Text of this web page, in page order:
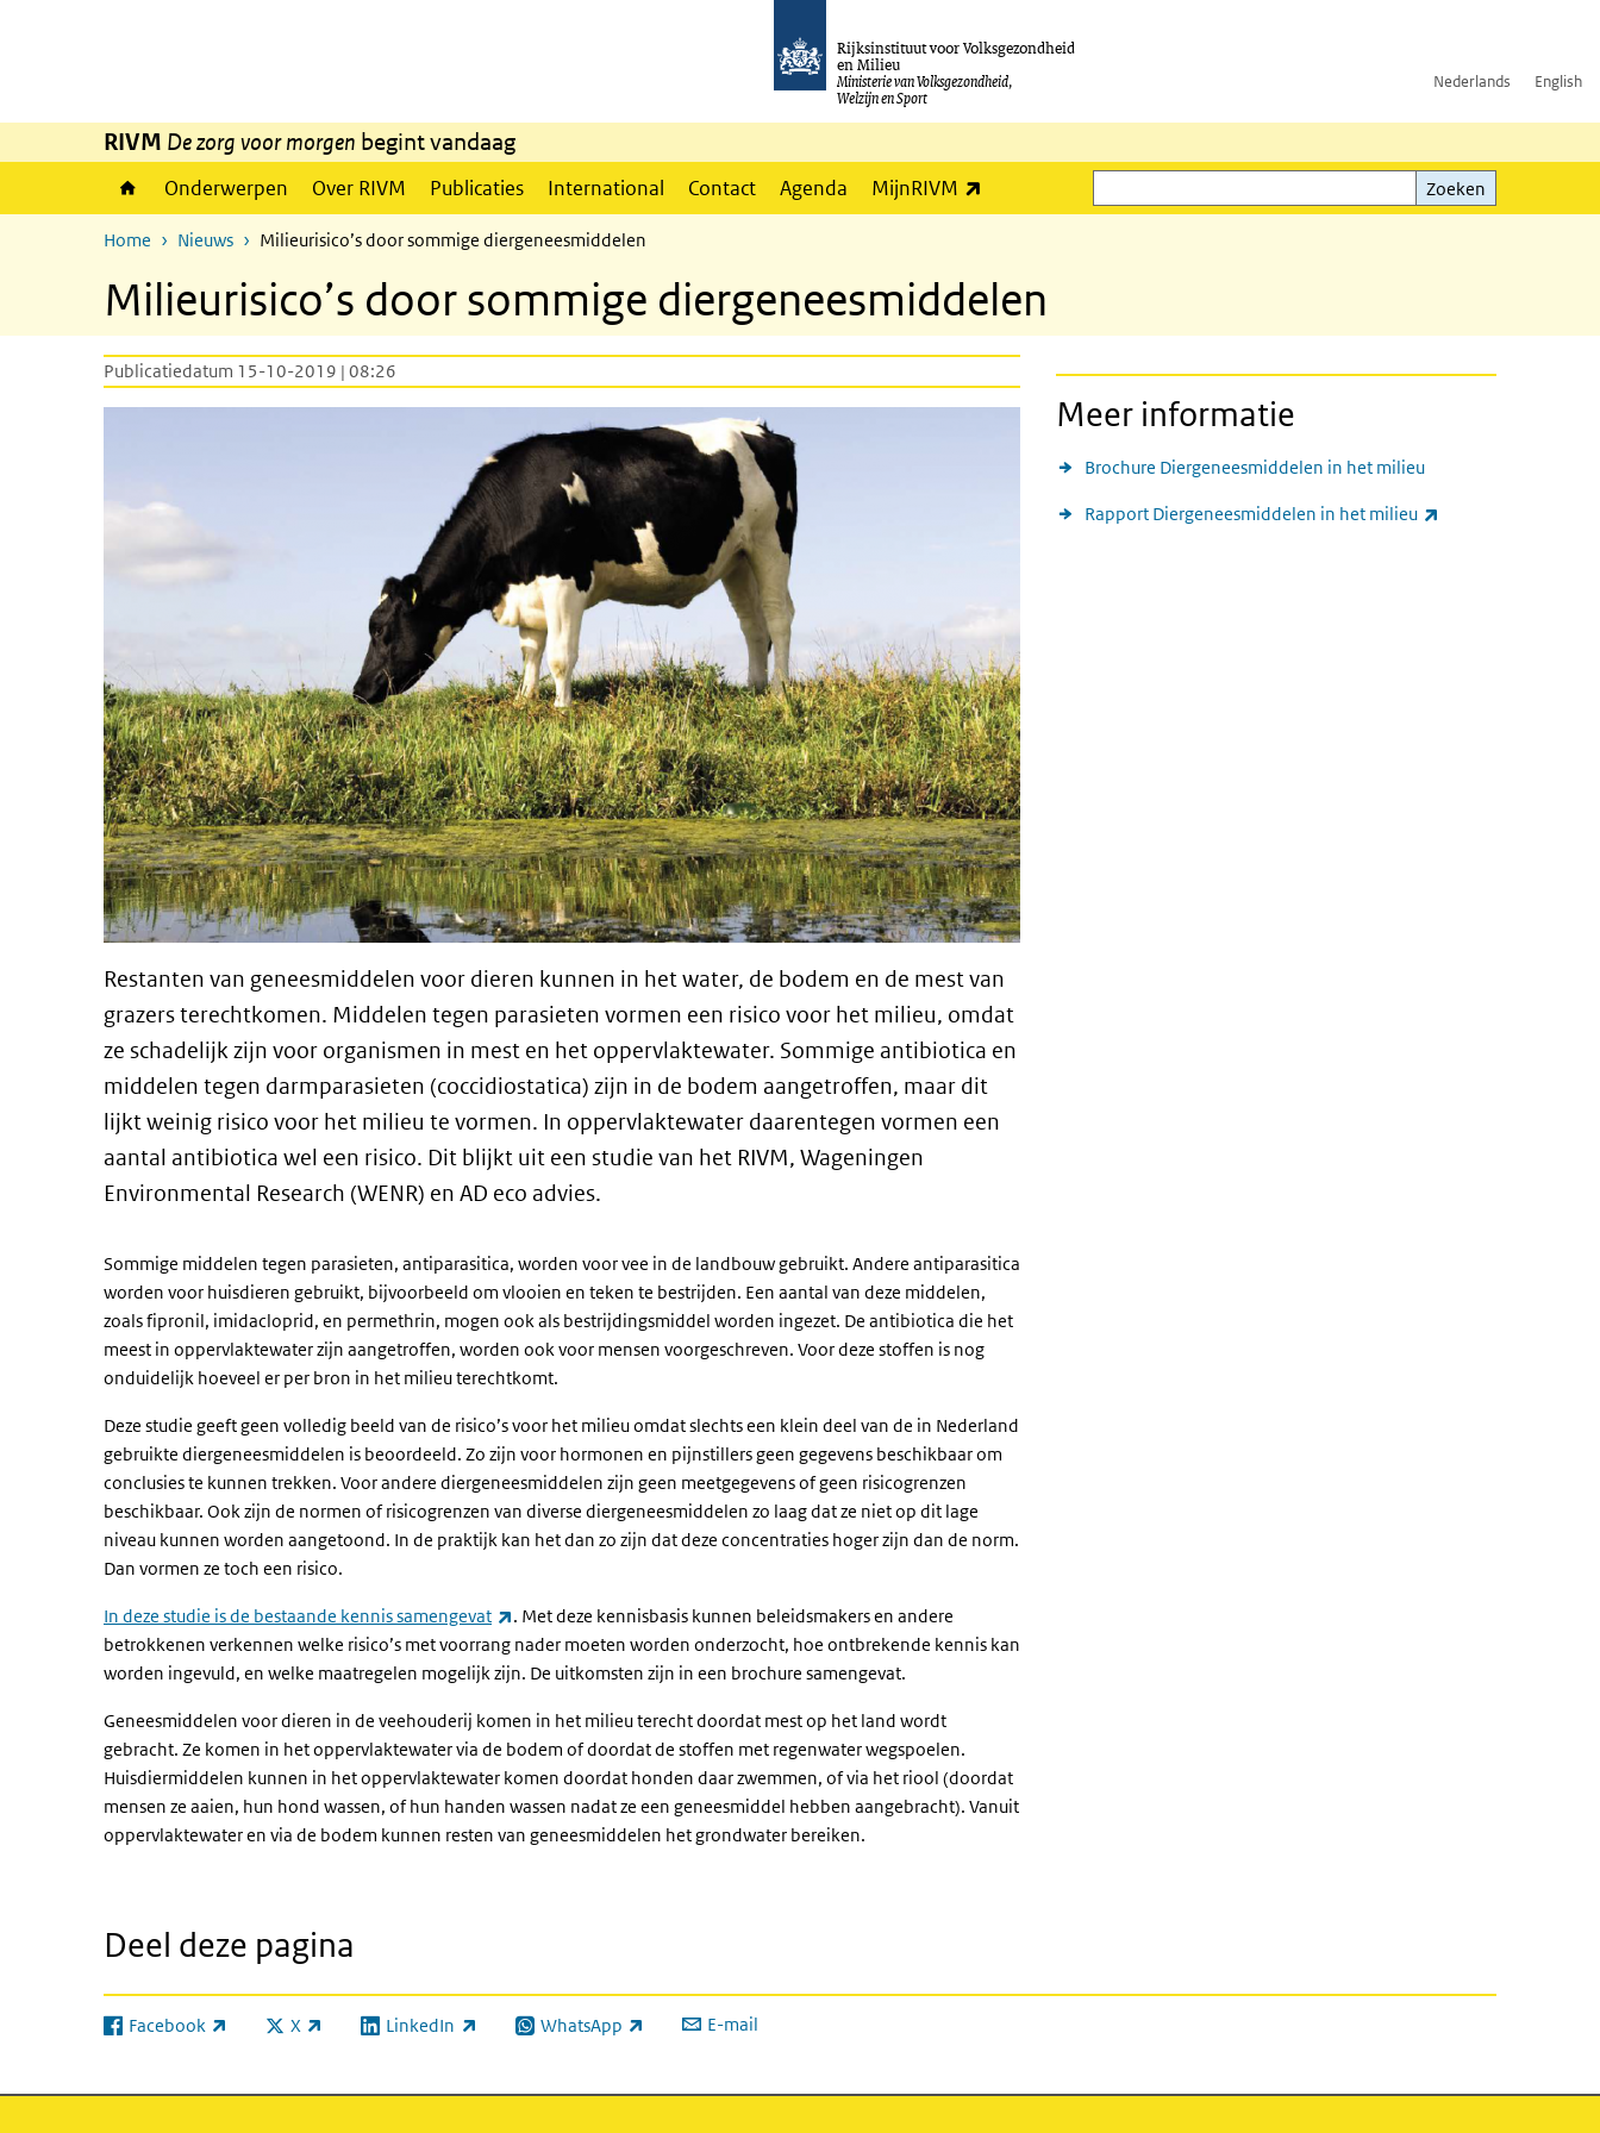
Rijksinstituut voor Volksgezondheid
en Milieu
Ministerie van Volksgezondheid,
Welzijn en Sport
Nederlands English
RIVM De zorg voor morgen begint vandaag
Onderwerpen Over RIVM Publicaties International Contact Agenda MijnRIVM
Zoeken
Zoeken
Home Nieuws Milieurisico’s door sommige diergeneesmiddelen
Milieurisico’s door sommige diergeneesmiddelen
Publicatiedatum 15-10-2019 | 08:26
Restanten van geneesmiddelen voor dieren kunnen in het water, de bodem en de mest van
grazers terechtkomen. Middelen tegen parasieten vormen een risico voor het milieu, omdat
ze schadelijk zijn voor organismen in mest en het oppervlaktewater. Sommige antibiotica en
middelen tegen darmparasieten (coccidiostatica) zijn in de bodem aangetroffen, maar dit
lijkt weinig risico voor het milieu te vormen. In oppervlaktewater daarentegen vormen een
aantal antibiotica wel een risico. Dit blijkt uit een studie van het RIVM, Wageningen
Environmental Research (WENR) en AD eco advies.
Sommige middelen tegen parasieten, antiparasitica, worden voor vee in de landbouw gebruikt. Andere antiparasitica
worden voor huisdieren gebruikt, bijvoorbeeld om vlooien en teken te bestrijden. Een aantal van deze middelen,
zoals fipronil, imidacloprid, en permethrin, mogen ook als bestrijdingsmiddel worden ingezet. De antibiotica die het
meest in oppervlaktewater zijn aangetroffen, worden ook voor mensen voorgeschreven. Voor deze stoffen is nog
onduidelijk hoeveel er per bron in het milieu terechtkomt.
Deze studie geeft geen volledig beeld van de risico’s voor het milieu omdat slechts een klein deel van de in Nederland
gebruikte diergeneesmiddelen is beoordeeld. Zo zijn voor hormonen en pijnstillers geen gegevens beschikbaar om
conclusies te kunnen trekken. Voor andere diergeneesmiddelen zijn geen meetgegevens of geen risicogrenzen
beschikbaar. Ook zijn de normen of risicogrenzen van diverse diergeneesmiddelen zo laag dat ze niet op dit lage
niveau kunnen worden aangetoond. In de praktijk kan het dan zo zijn dat deze concentraties hoger zijn dan de norm.
Dan vormen ze toch een risico.
In deze studie is de bestaande kennis samengevat (externe link)
. Met deze kennisbasis kunnen beleidsmakers en andere
betrokkenen verkennen welke risico’s met voorrang nader moeten worden onderzocht, hoe ontbrekende kennis kan
worden ingevuld, en welke maatregelen mogelijk zijn. De uitkomsten zijn in een brochure samengevat.
Geneesmiddelen voor dieren in de veehouderij komen in het milieu terecht doordat mest op het land wordt
gebracht. Ze komen in het oppervlaktewater via de bodem of doordat de stoffen met regenwater wegspoelen.
Huisdiermiddelen kunnen in het oppervlaktewater komen doordat honden daar zwemmen, of via het riool (doordat
mensen ze aaien, hun hond wassen, of hun handen wassen nadat ze een geneesmiddel hebben aangebracht). Vanuit
oppervlaktewater en via de bodem kunnen resten van geneesmiddelen het grondwater bereiken.
Meer informatie
Brochure Diergeneesmiddelen in het milieu
Rapport Diergeneesmiddelen in het milieu
Deel deze pagina
Facebook
(externe link) X
(externe link) LinkedIn
(externe link) WhatsApp
(externe link) E-mail